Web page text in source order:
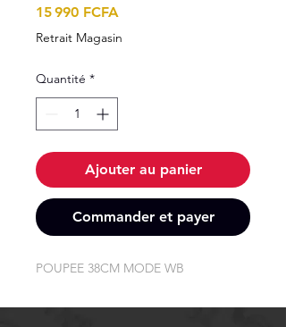
15 990 FCFA
Retrait Magasin
Quantité *
Ajouter au panier
Commander et payer
POUPEE 38CM MODE WB